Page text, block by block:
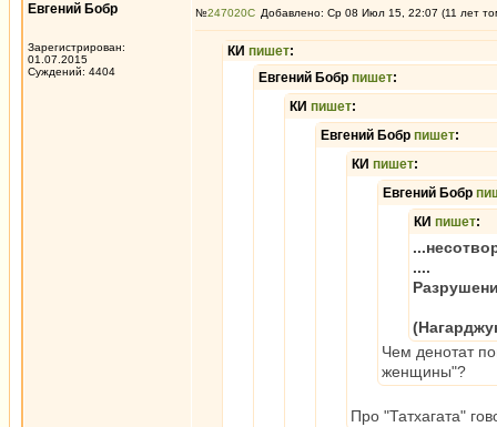
Евгений Бобр
Зарегистрирован:
01.07.2015
Суждений: 4404
№247020 Добавлено: Ср 08 Июл 15, 22:07 (11 лет
КИ пишет:
Евгений Бобр пишет:
КИ пишет:
Евгений Бобр пишет:
КИ пишет:
Евгений Бобр
КИ пишет:
....
Чем денотат
женщины"?
Про "Татхагата"